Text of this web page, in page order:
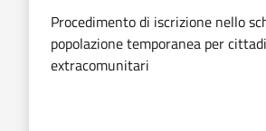
Procedimento di iscrizione nello
popolazione temporanea per
extracomunitari